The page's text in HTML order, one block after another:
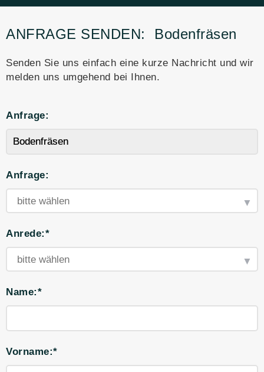
ANFRAGE SENDEN: Bodenfräsen
Senden Sie uns einfach eine kurze Nachricht und wir
melden uns umgehend bei Ihnen.
Anfrage:
Anfrage:
Anrede:*
Name:*
Vorname:*